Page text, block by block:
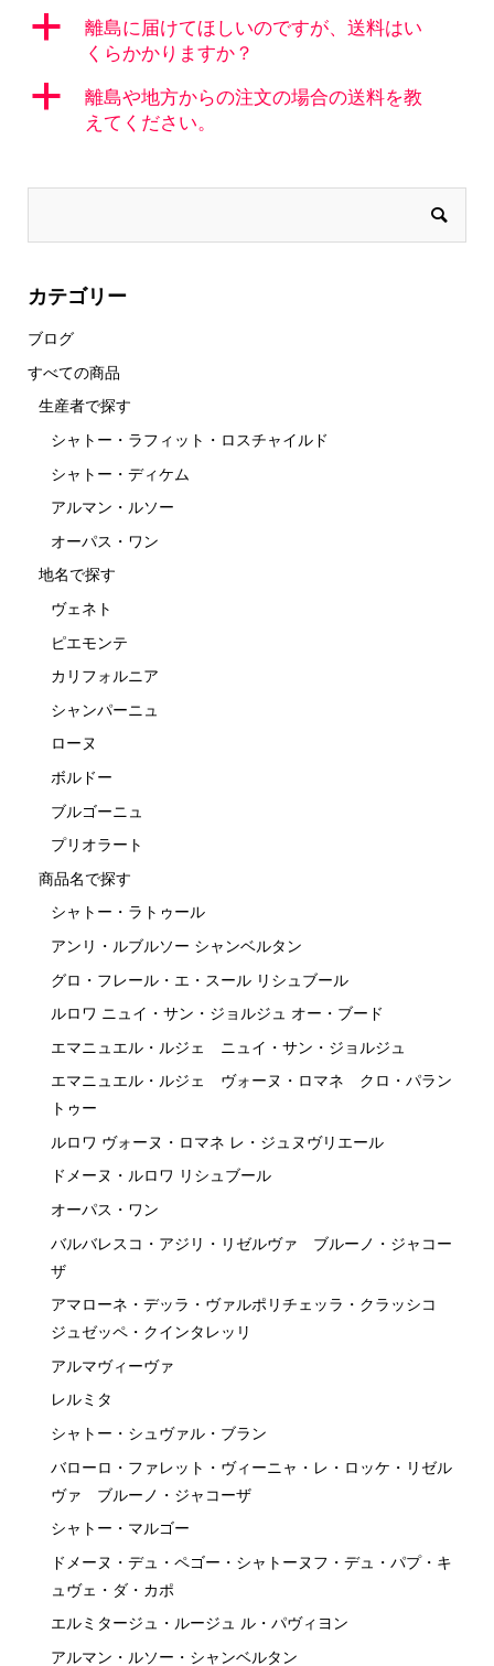
a
離島に届けてほしいのですが、送料はい
くらかかりますか？
a
離島や地方からの注文の場合の送料を教
えてください。
カテゴリー
ブログ
すべての商品
生産者で探す
シャトー・ラフィット・ロスチャイルド
シャトー・ディケム
アルマン・ルソー
オーパス・ワン
地名で探す
ヴェネト
ピエモンテ
カリフォルニア
シャンパーニュ
ローヌ
ボルドー
ブルゴーニュ
プリオラート
商品名で探す
シャトー・ラトゥール
アンリ・ルブルソー シャンベルタン
グロ・フレール・エ・スール リシュブール
ルロワ ニュイ・サン・ジョルジュ オー・ブード
エマニュエル・ルジェ ニュイ・サン・ジョルジュ
エマニュエル・ルジェ ヴォーヌ・ロマネ クロ・パラン
トゥー
ルロワ ヴォーヌ・ロマネ レ・ジュヌヴリエール
ドメーヌ・ルロワ リシュブール
オーパス・ワン
バルバレスコ・アジリ・リゼルヴァ ブルーノ・ジャコー
ザ
アマローネ・デッラ・ヴァルポリチェッラ・クラッシコ
ジュゼッペ・クインタレッリ
アルマヴィーヴァ
レルミタ
シャトー・シュヴァル・ブラン
バローロ・ファレット・ヴィーニャ・レ・ロッケ・リゼル
ヴァ ブルーノ・ジャコーザ
シャトー・マルゴー
ドメーヌ・デュ・ペゴー・シャトーヌフ・デュ・パプ・キ
ュヴェ・ダ・カポ
エルミタージュ・ルージュ ル・パヴィヨン
アルマン・ルソー・シャンベルタン